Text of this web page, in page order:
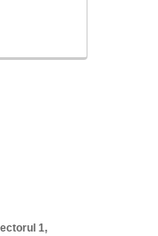
1,